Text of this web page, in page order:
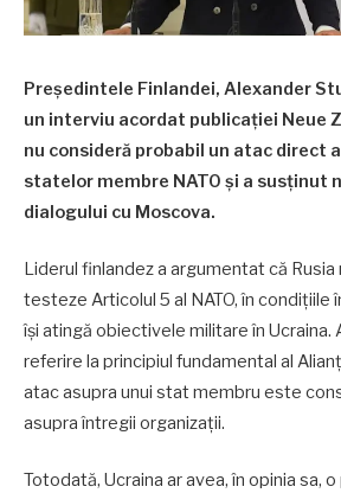
Președintele Finlandei, Alexander
un interviu acordat publicației Neue
nu consideră probabil un atac direct
statelor membre NATO și a susținut
dialogului cu Moscova.
Liderul finlandez a argumentat că Rusia
testeze Articolul 5 al NATO, în condițiile
își atingă obiectivele militare în Ucraina.
referire la principiul fundamental al
atac asupra unui stat membru este
asupra întregii organizații.
Totodată, Ucraina ar avea, în opinia sa,